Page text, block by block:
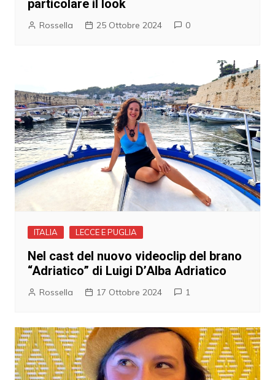
particolare il look
Rossella 25 Ottobre 2024 0
ITALIA LECCE E PUGLIA
Nel cast del nuovo videoclip del brano
“Adriatico” di Luigi D’Alba Adriatico
Rossella 17 Ottobre 2024 1